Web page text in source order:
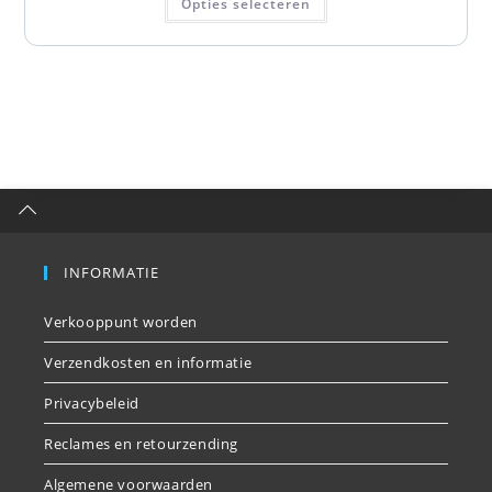
Opties selecteren
INFORMATIE
Verkooppunt worden
Verzendkosten en informatie
Privacybeleid
Reclames en retourzending
Algemene voorwaarden